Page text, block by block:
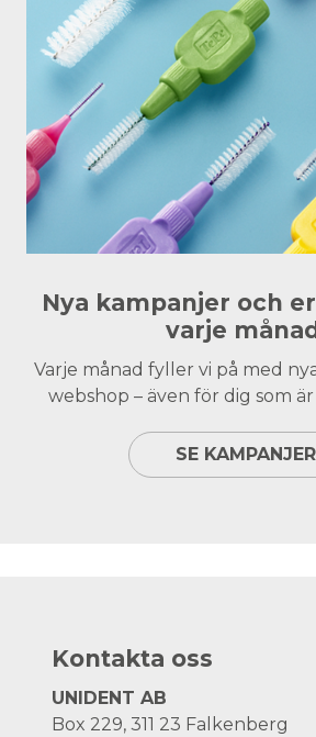
Nya kampanjer och
varje
Varje månad fyller vi på med
webshop – även för dig som
SE KAMPANJER
Kontakta oss
UNIDENT AB
Box 229, 311 23 Falkenberg